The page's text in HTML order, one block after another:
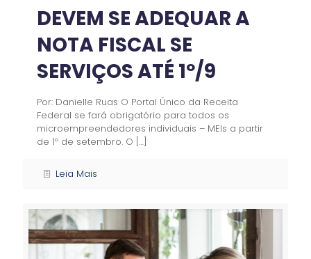
DEVEM SE ADEQUAR A
NOTA FISCAL SE
SERVIÇOS ATÉ 1º/9
Por: Danielle Ruas O Portal Único da Receita
Federal se fará obrigatório para todos os
microempreendedores individuais – MEIs a partir
de 1º de setembro. O […]
Leia Mais